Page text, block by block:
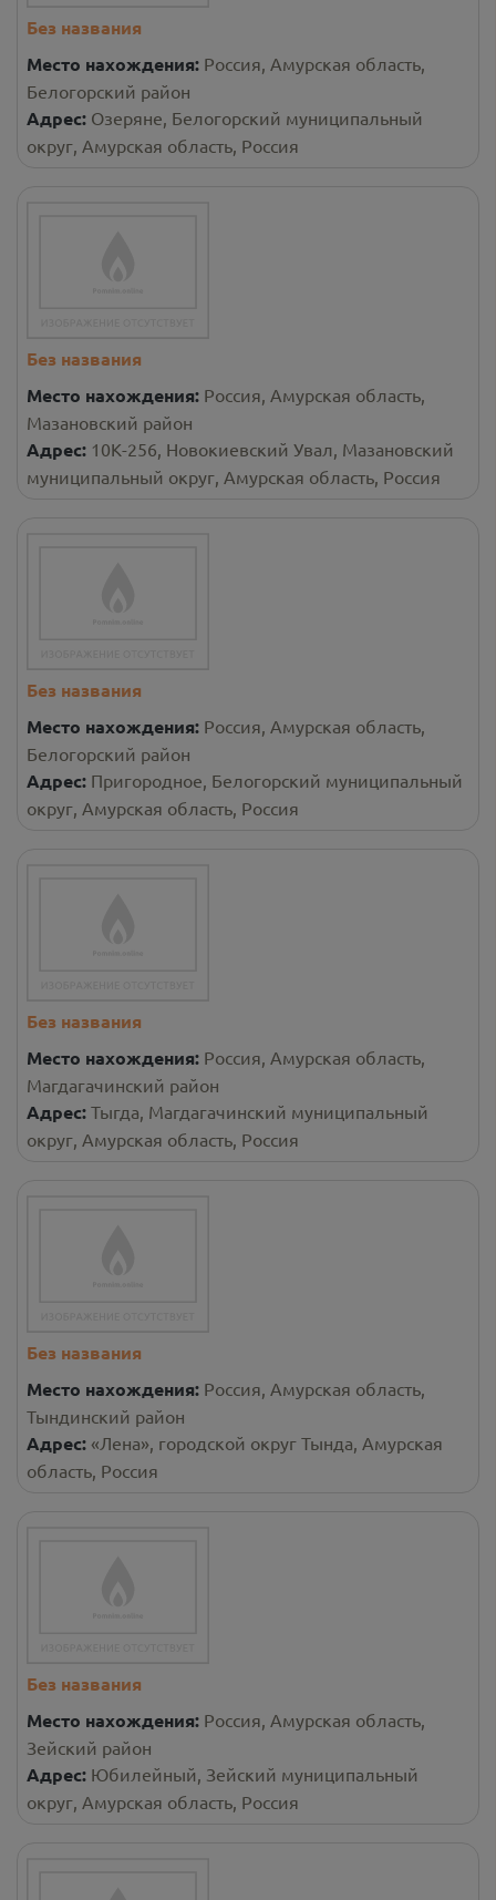
Без названия
Место нахождения: Россия, Амурская область,
Белогорский район
Адрес: Озеряне, Белогорский муниципальный
округ, Амурская область, Россия
Без названия
Место нахождения: Россия, Амурская область,
Мазановский район
Адрес: 10К-256, Новокиевский Увал, Мазановский
муниципальный округ, Амурская область, Россия
Без названия
Место нахождения: Россия, Амурская область,
Белогорский район
Адрес: Пригородное, Белогорский муниципальный
округ, Амурская область, Россия
Без названия
Место нахождения: Россия, Амурская область,
Магдагачинский район
Адрес: Тыгда, Магдагачинский муниципальный
округ, Амурская область, Россия
Без названия
Место нахождения: Россия, Амурская область,
Тындинский район
Адрес: «Лена», городской округ Тында, Амурская
область, Россия
Без названия
Место нахождения: Россия, Амурская область,
Зейский район
Адрес: Юбилейный, Зейский муниципальный
округ, Амурская область, Россия